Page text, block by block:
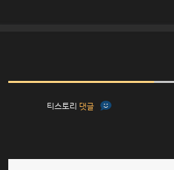
티스토리 댓글